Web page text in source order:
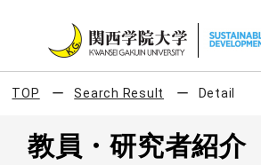
TOP Search Result Detail
教員・研究者紹介